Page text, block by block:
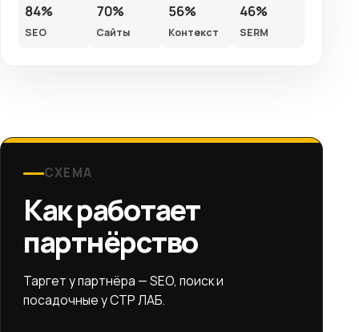
84%
SEO
70%
Сайты
56%
Контекст
46%
SERM
СХЕМА
Как работает
партнёрство
Таргет у партнёра — SEO, поиск и
посадочные у СТР ЛАБ.